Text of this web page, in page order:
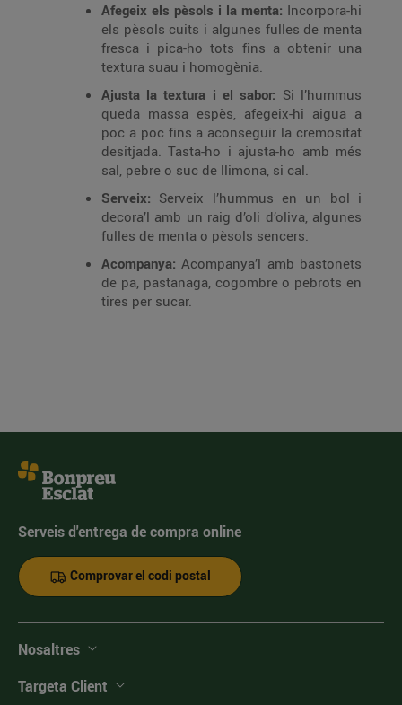
Afegeix els pèsols i la menta: Incorpora-hi
els pèsols cuits i algunes fulles de menta
fresca i pica-ho tots fins a obtenir una
textura suau i homogènia.
Ajusta la textura i el sabor: Si l’hummus
queda massa espès, afegeix-hi aigua a
poc a poc fins a aconseguir la cremositat
desitjada. Tasta-ho i ajusta-ho amb més
sal, pebre o suc de llimona, si cal.
Serveix: Serveix l’hummus en un bol i
decora’l amb un raig d’oli d’oliva, algunes
fulles de menta o pèsols sencers.
Acompanya: Acompanya’l amb bastonets
de pa, pastanaga, cogombre o pebrots en
tires per sucar.
Serveis d'entrega de compra online
Comprovar el codi postal
Nosaltres
Targeta Client